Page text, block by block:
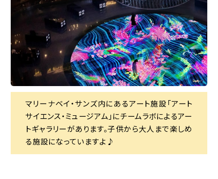
マリーナベイ・サンズ内にあるアート施設「アート
サイエンス・ミュージアム」にチームラボによるアー
トギャラリーがあります。子供から大人まで楽しめ
る施設になっていますよ♪
チャンギ国際空港にオープンした巨大複合施設。
世界最長の人工滝「レイン・ボーテックス」をはじ
め、フォトジェニックな室外庭園や子供用のアトラ
クションも充実していますよ♪
シンガポールといえばマリーナベイ・サンズのイン
マリーナベイ・サンズ内にあるアート施設「アート
サイエンス・ミュージアム」にチームラボによるアー
トギャラリーがあります。子供から大人まで楽しめ
る施設になっていますよ♪